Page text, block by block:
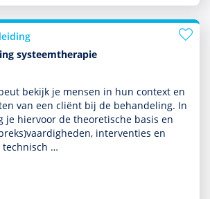
systeemtherapie
bekijk je mensen in hun context en
van een cliënt bij de behan­del­ing. In
je hiervoor de theore­tische basis en
inter­venties en
technisch …